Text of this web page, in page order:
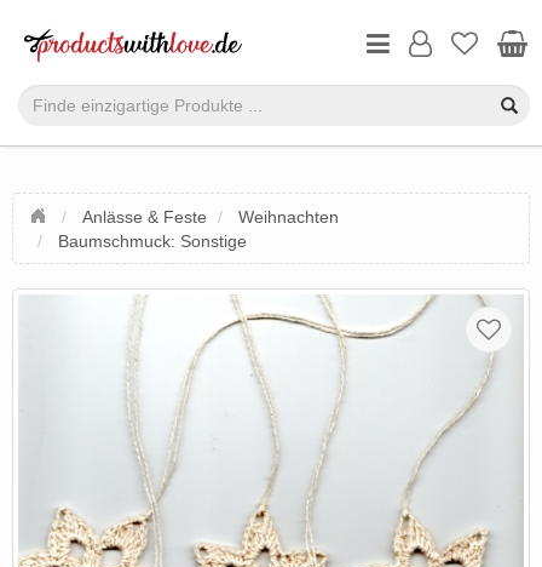
Anlässe & Feste
Weihnachten
Baumschmuck: Sonstige